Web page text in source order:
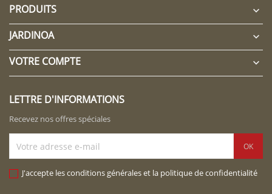
PRODUITS

JARDINOA 
VOTRE COMPTE 
LETTRE D'INFORMATIONS
Recevez nos offres spéciales
J'accepte les conditions générales et la politique de confidentialité